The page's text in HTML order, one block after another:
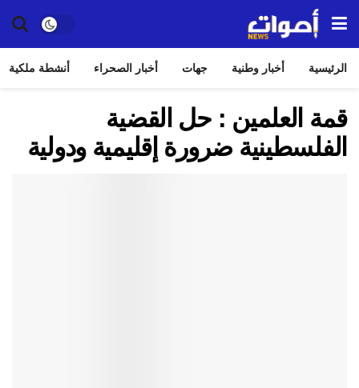
الرئيسية أخبار وطنية جهات أخبار الصحراء أنشطة ملكية
قمة العلمين : حل القضية
الفلسطينية ضرورة إقليمية ودولية